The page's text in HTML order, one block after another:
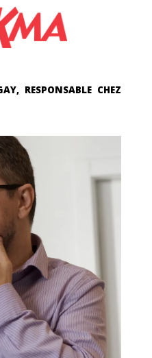
RESPONSABLE CHEZ